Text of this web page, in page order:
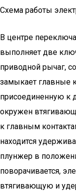
Схема работы
В центре
выполняет две
приводной рычаг,
замыкает главные
присоединенную к
окружен
к главным
находится
плунжер в
поворачивается,
втягивающую и